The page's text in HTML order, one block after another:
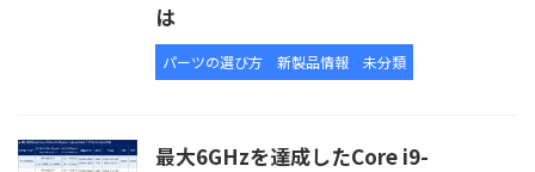
は
パーツの選び方 新製品情報 未分類
最大6GHzを達成したCore i9-